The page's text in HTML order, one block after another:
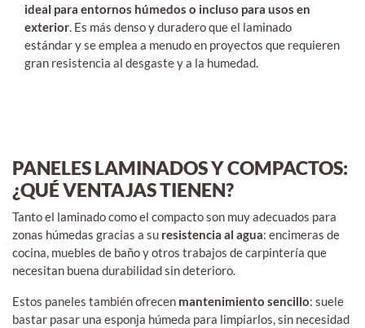
ideal para entornos húmedos o incluso para usos en
exterior. Es más denso y duradero que el laminado
estándar y se emplea a menudo en proyectos que requieren
gran resistencia al desgaste y a la humedad.
PANELES LAMINADOS Y COMPACTOS:
¿QUÉ VENTAJAS TIENEN?
Tanto el laminado como el compacto son muy adecuados para
zonas húmedas gracias a su resistencia al agua: encimeras de
cocina, muebles de baño y otros trabajos de carpintería que
necesitan buena durabilidad sin deterioro.
Estos paneles también ofrecen mantenimiento sencillo: suele
bastar pasar una esponja húmeda para limpiarlos, sin necesidad